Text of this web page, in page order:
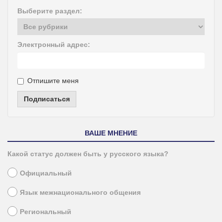
Выберите раздел:
Электронный адрес:
Отпишите меня
Подписаться
ВАШЕ МНЕНИЕ
Какой статус должен быть у русского языка?
Официальный
Язык межнационального общения
Региональный